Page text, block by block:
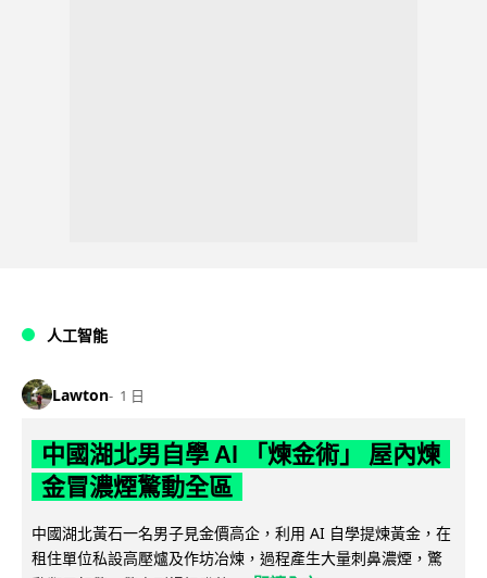
人工智能
Lawton 1 日
中國湖北男自學 AI 「煉金術」 屋內煉
金冒濃煙驚動全區
中國湖北黃石一名男子見金價高企，利用 AI 自學提煉黃金，在
租住單位私設高壓爐及作坊冶煉，過程產生大量刺鼻濃煙，驚